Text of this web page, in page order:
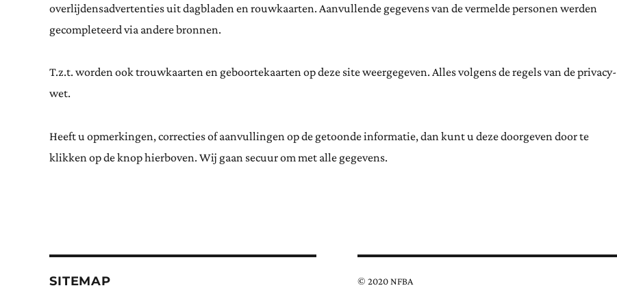
overlijdensadvertenties uit dagbladen en rouwkaarten. Aanvullende gegevens van de vermelde personen werden
gecompleteerd via andere bronnen.
T.z.t. worden ook trouwkaarten en geboortekaarten op deze site weergegeven. Alles volgens de regels van de privacy-
wet.
Heeft u opmerkingen, correcties of aanvullingen op de getoonde informatie, dan kunt u deze doorgeven door te
klikken op de knop hierboven. Wij gaan secuur om met alle gegevens.
SITEMAP © 2020 NFBA